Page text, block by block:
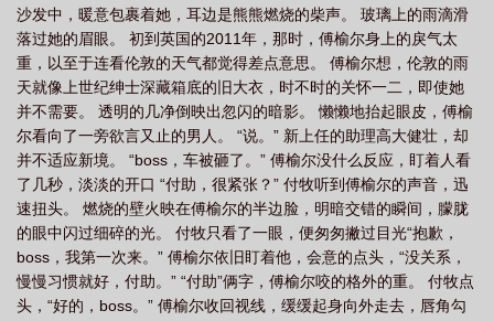
沙发中，暖意包裹着她，耳边是熊熊燃烧的柴声。 玻璃上的雨滴滑
落过她的眉眼。 初到英国的2011年，那时，傅榆尔身上的戾气太
重，以至于连看伦敦的天气都觉得差点意思。 傅榆尔想，伦敦的雨
天就像上世纪绅士深藏箱底的旧大衣，时不时的关怀一二，即使她
并不需要。 透明的几净倒映出忽闪的暗影。 懒懒地抬起眼皮，傅榆
尔看向了一旁欲言又止的男人。 “说。” 新上任的助理高大健壮，却
并不适应新境。 “boss，车被砸了。” 傅榆尔没什么反应，盯着人看
了几秒，淡淡的开口 “付助，很紧张？” 付牧听到傅榆尔的声音，迅
速扭头。 燃烧的壁火映在傅榆尔的半边脸，明暗交错的瞬间，朦胧
的眼中闪过细碎的光。 付牧只看了一眼，便匆匆撇过目光“抱歉，
boss，我第一次来。” 傅榆尔依旧盯着他，会意的点头，“没关系，
慢慢习惯就好，付助。” “付助”俩字，傅榆尔咬的格外的重。 付牧点
头，“好的，boss。” 傅榆尔收回视线，缓缓起身向外走去，唇角勾